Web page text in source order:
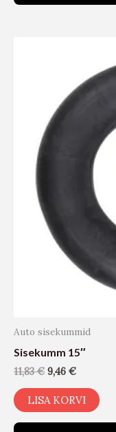
Auto sisekummid
Sisekumm 15″
11,83€ 9,46 €
LISA KORVI